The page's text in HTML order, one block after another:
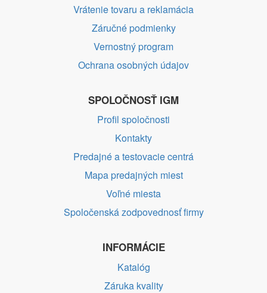
Vrátenie tovaru a reklamácia
Záručné podmienky
Vernostný program
Ochrana osobných údajov
SPOLOČNOSŤ IGM
Profil spoločnosti
Kontakty
Predajné a testovacie centrá
Mapa predajných miest
Voľné miesta
Spoločenská zodpovednosť firmy
INFORMÁCIE
Katalóg
Záruka kvality